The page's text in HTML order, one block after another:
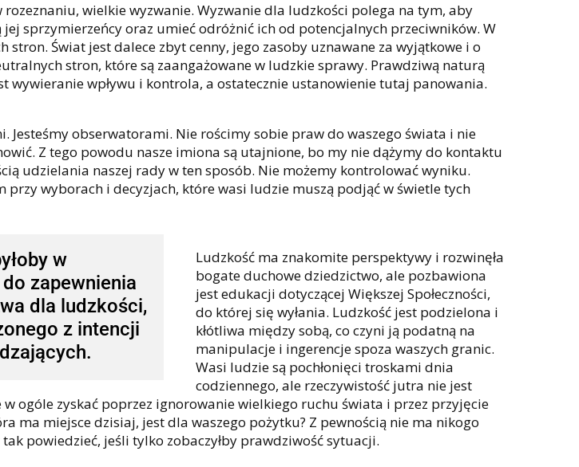
rozeznaniu, wielkie wyzwanie. Wyzwanie dla ludzkości polega na tym, aby
sprzymierzeńcy oraz umieć odróżnić ich od potencjalnych przeciwników. W
stron. Świat jest dalece zbyt cenny, jego zasoby uznawane za wyjątkowe i o
stron, które są zaangażowane w ludzkie sprawy. Prawdziwą naturą
wywieranie wpływu i kontrola, a ostatecznie ustanowienie tutaj panowania.
Jesteśmy obserwatorami. Nie rościmy sobie praw do waszego świata i nie
Z tego powodu nasze imiona są utajnione, bo my nie dążymy do kontaktu
udzielania naszej rady w ten sposób. Nie możemy kontrolować wyniku.
przy wyborach i decyzjach, które wasi ludzie muszą podjąć w świetle tych
w
zapewnienia
dla ludzkości,
z intencji
Ludzkość ma znakomite perspektywy i rozwinęła
bogate duchowe dziedzictwo, ale pozbawiona
jest edukacji dotyczącej Większej Społeczności,
do której się wyłania. Ludzkość jest podzielona i
kłótliwa między sobą, co czyni ją podatną na
manipulacje i ingerencje spoza waszych granic.
Wasi ludzie są pochłonięci troskami dnia
codziennego, ale rzeczywistość jutra nie jest
ogóle zyskać poprzez ignorowanie wielkiego ruchu świata i przez przyjęcie
ma miejsce dzisiaj, jest dla waszego pożytku? Z pewnością nie ma nikogo
powiedzieć, jeśli tylko zobaczyłby prawdziwość sytuacji.